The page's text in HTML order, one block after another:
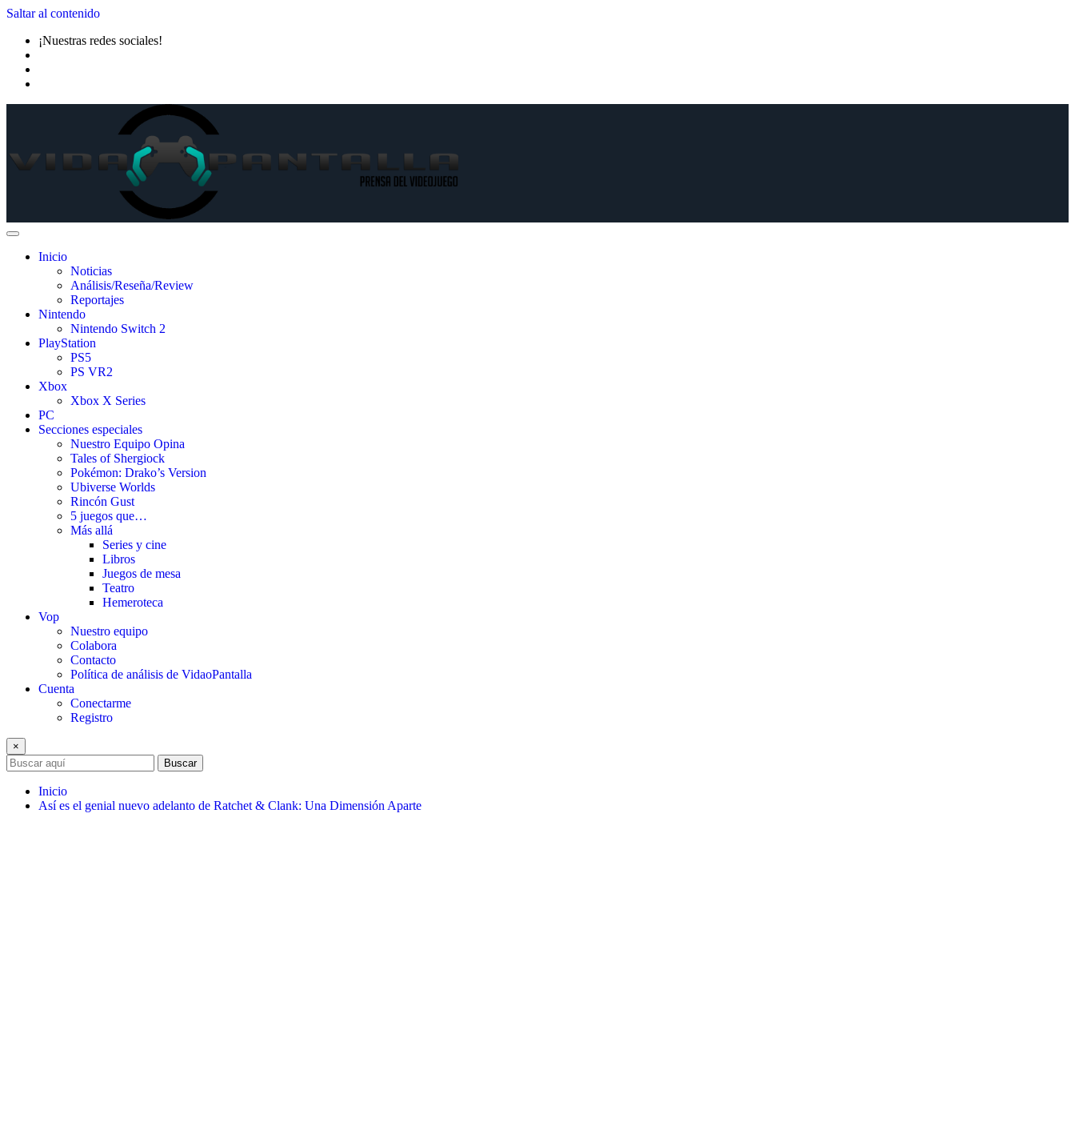
Saltar al contenido
¡Nuestras redes sociales!
Inicio
Noticias
Análisis/Reseña/Review
Reportajes
Nintendo
Nintendo Switch 2
PlayStation
PS5
PS VR2
Xbox
Xbox X Series
PC
Secciones especiales
Nuestro Equipo Opina
Tales of Shergiock
Pokémon: Drako’s Version
Ubiverse Worlds
Rincón Gust
5 juegos que…
Más allá
Series y cine
Libros
Juegos de mesa
Teatro
Hemeroteca
Vop
Nuestro equipo
Colabora
Contacto
Política de análisis de VidaoPantalla
Cuenta
Conectarme
Registro
×
Buscar
Inicio
Así es el genial nuevo adelanto de Ratchet & Clank: Una Dimensión Aparte